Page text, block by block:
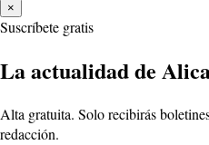
×
Suscríbete gratis
La actualidad de
Alta gratuita. Solo recibirás
redacción.